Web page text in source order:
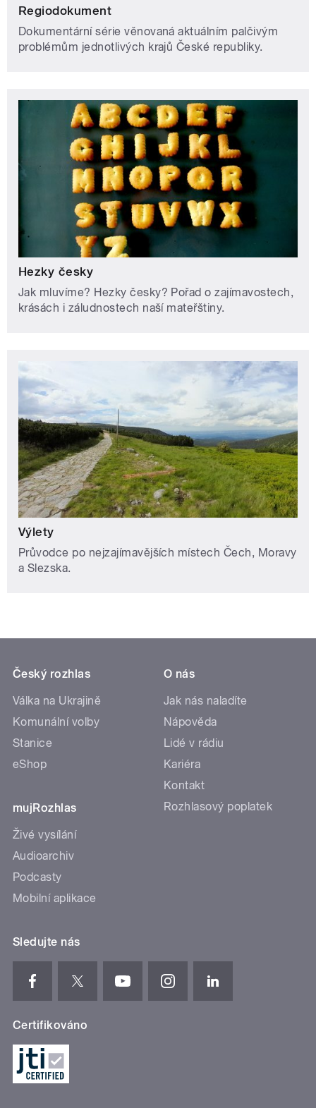
Regiodokument
Dokumentární série věnovaná aktuálním palčivým
problémům jednotlivých krajů České republiky.
Hezky česky
Jak mluvíme? Hezky česky? Pořad o zajímavostech,
krásách i záludnostech naší mateřštiny.
Výlety
Průvodce po nejzajímavějších místech Čech, Moravy
a Slezska.
Český rozhlas
Válka na Ukrajině
Komunální volby
Stanice
eShop
mujRozhlas
Živé vysílání
Audioarchiv
Podcasty
Mobilní aplikace
O nás
Jak nás naladíte
Nápověda
Lidé v rádiu
Kariéra
Kontakt
Rozhlasový poplatek
Sledujte nás
Certifikováno